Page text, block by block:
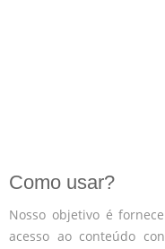
Como usar?
Nosso objetivo é
acesso ao conteúdo